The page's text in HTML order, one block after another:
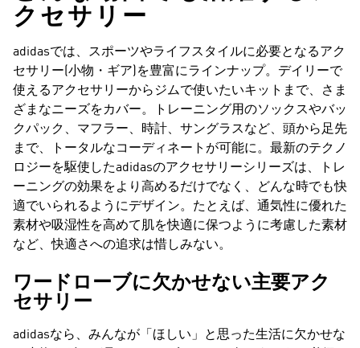
クセサリー
adidasでは、スポーツやライフスタイルに必要となるアク
セサリー(小物・ギア)を豊富にラインナップ。デイリーで
使えるアクセサリーからジムで使いたいキットまで、さま
ざまなニーズをカバー。トレーニング用のソックスやバッ
クパック、マフラー、時計、サングラスなど、頭から足先
まで、トータルなコーディネートが可能に。最新のテクノ
ロジーを駆使したadidasのアクセサリーシリーズは、トレ
ーニングの効果をより高めるだけでなく、どんな時でも快
適でいられるようにデザイン。たとえば、通気性に優れた
素材や吸湿性を高めて肌を快適に保つように考慮した素材
など、快適さへの追求は惜しみない。
ワードローブに欠かせない主要アク
セサリー
adidasなら、みんなが「ほしい」と思った生活に欠かせな